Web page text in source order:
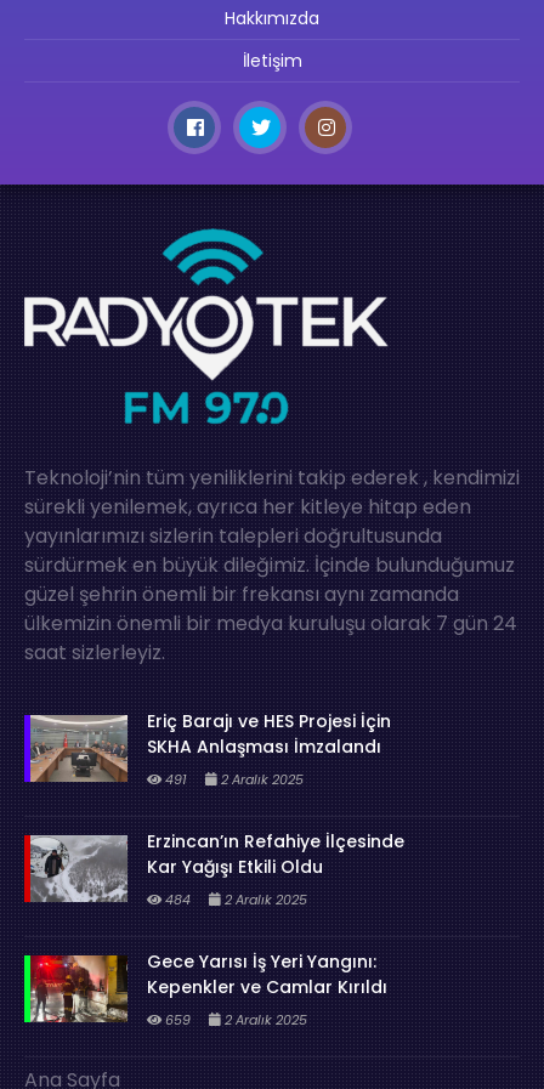
Hakkımızda
İletişim
Teknoloji’nin tüm yeniliklerini takip ederek , kendimizi
sürekli yenilemek, ayrıca her kitleye hitap eden
yayınlarımızı sizlerin talepleri doğrultusunda
sürdürmek en büyük dileğimiz. İçinde bulunduğumuz
güzel şehrin önemli bir frekansı aynı zamanda
ülkemizin önemli bir medya kuruluşu olarak 7 gün 24
saat sizlerleyiz.
Eriç Barajı ve HES Projesi İçin
SKHA Anlaşması İmzalandı
491 2 Aralık 2025
Erzincan’ın Refahiye İlçesinde
Kar Yağışı Etkili Oldu
484 2 Aralık 2025
Gece Yarısı İş Yeri Yangını:
Kepenkler ve Camlar Kırıldı
659 2 Aralık 2025
Ana Sayfa